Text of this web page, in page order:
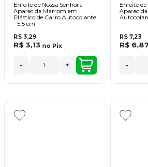
Enfeite de Nossa Senhora
Aparecida Marrom em
Plástico de Carro Autocolante
- 5,5 cm
R$ 3,29
R$ 3,13 no Pix
- +
Enfeite de
R$ 7,23
R$
-